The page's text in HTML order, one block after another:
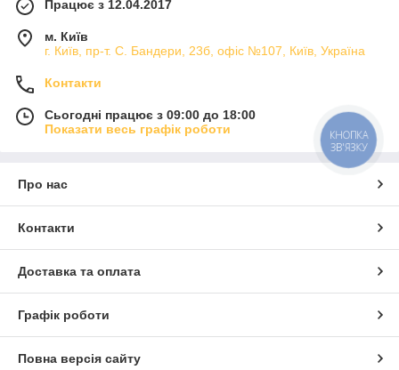
Працює з 12.04.2017
м. Київ
г. Київ, пр-т. С. Бандери, 23б, офіс №107, Київ, Україна
Контакти
Сьогодні працює з 09:00 до 18:00
Показати весь графік роботи
Про нас
Контакти
Доставка та оплата
Графік роботи
Повна версія сайту
КНОПКА
ЗВ'ЯЗКУ